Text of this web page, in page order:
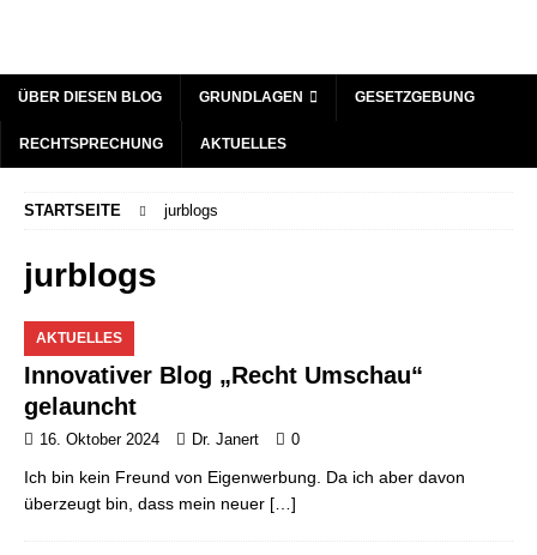
ÜBER DIESEN BLOG GRUNDLAGEN GESETZGEBUNG
RECHTSPRECHUNG AKTUELLES
STARTSEITE jurblogs
jurblogs
AKTUELLES
Innovativer Blog „Recht Umschau“
gelauncht
16. Oktober 2024 Dr. Janert 0
Ich bin kein Freund von Eigenwerbung. Da ich aber davon
überzeugt bin, dass mein neuer […]